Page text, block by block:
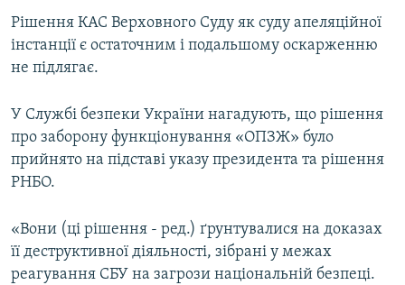
Усі сайти RFE/RL
Рішення КАС Верховного Суду як суду апеляційної
інстанції є остаточним і подальшому оскарженню
не підлягає.
У Службі безпеки України нагадують, що рішення
про заборону функціонування «ОПЗЖ» було
прийнято на підставі указу президента та рішення
РНБО.
«Вони (ці рішення - ред.) ґрунтувалися на доказах
її деструктивної діяльності, зібрані у межах
реагування СБУ на загрози національній безпеці.